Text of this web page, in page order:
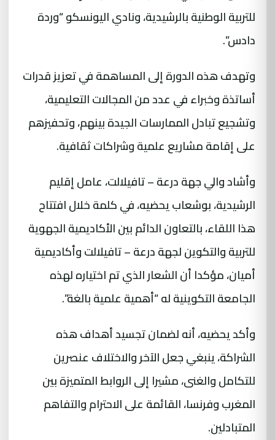
للتربية الوطنية بالرشيدية، ونادي اليونسكو “وردة
دادس”.
وتهدف هذه الدورة إلى المساهمة في تعزيز قدرات
أساتذة وخبراء في عدد من المجالات التعليمية،
وتشجيع تبادل الممارسات الجيدة بينهم، وتحفيزهم
على إقامة مشاريع علمية وشراكات ثقافية.
وأشاد والي جهة درعة – تافيلالت، عامل إقليم
الرشيدية، بوشعاب يحضيه، في كلمة خلال افتتاح
هذا اللقاء، بالتعاون الدائم بين الأكاديمية الجهوية
للتربية والتكوين لجهة درعة – تافيلالت وأكاديمية
أميان، مؤكدا أن الشعار الذي تم اختياره لهذه
الجامعة التكوينية له “أهمية علمية بالغة”.
وأكد يحضيه، أنه لضمان تجسيد أهداف هذه
الشراكة، ينبغي جعل الآخر والاختلاف عنصرين
للتكامل والغنى، مشيرا إلى الروابط المتميزة بين
المغرب وفرنسا، القائمة على الاحترام والتفاهم
المتبادلين.